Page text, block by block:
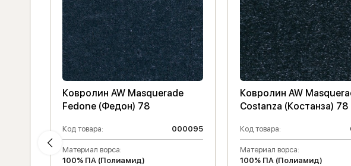
Ковролин AW Masquerade
Fedone (Федон) 78
Код товара: 000095
Материал ворса:
100% ПА (Полиамид)
Ковролин AW
Costanza (Костанза) 78
Код товара:
Материал ворса:
100% ПА (Полиамид)